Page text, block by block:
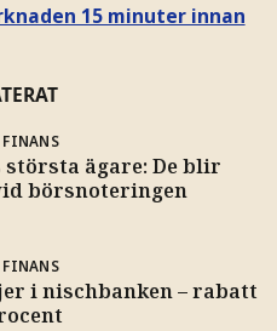
15 minuter innan
FINANS
ägare: De blir
börsnoteringen
FINANS
i nischbanken – rabatt